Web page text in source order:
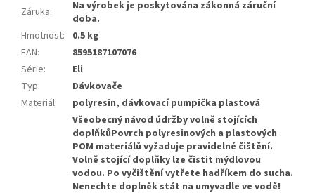
Záruka:
Na výrobek je poskytována zákonná záruční
doba.
Hmotnost:
0.5 kg
EAN:
8595187107076
Série:
Eli
Typ:
Dávkovače
Materiál:
polyresin, dávkovací pumpička plastová
Všeobecný návod údržby volně stojících
doplňkůPovrch polyresinových a plastových
POM materiálů vyžaduje pravidelné čištění.
Volně stojící doplňky lze čistit mýdlovou
vodou. Po vyčištění vytřete hadříkem do sucha.
Nenechte doplněk stát na umyvadle ve vodě!